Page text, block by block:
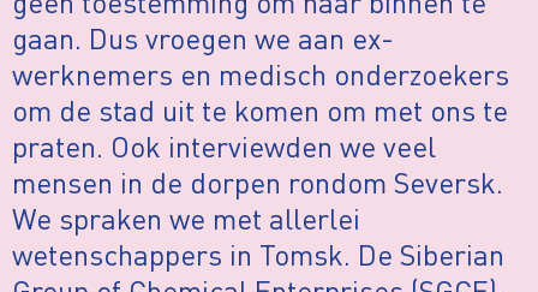
gaan. Dus vroegen we aan ex-
werknemers en medisch onderzoekers
om de stad uit te komen om met ons te
praten. Ook interviewden we veel
mensen in de dorpen rondom Seversk.
We spraken we met allerlei
wetenschappers in Tomsk. De Siberian